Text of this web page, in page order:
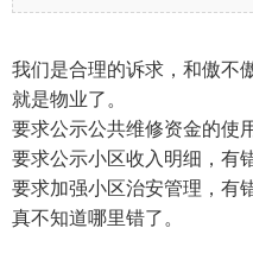
我们是合理的诉求，和傲不
就是物业了。
要求公示公共维修资金的使
要求公示小区收入明细，有
要求加强小区治安管理，有
真不知道哪里错了。